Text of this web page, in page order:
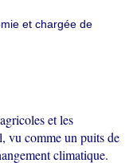
et chargée de
et les
vu comme un puits de
climatique.